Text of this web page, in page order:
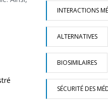
INTERACTIONS
ALTERNATIVES
BIOSIMILAIRES
SÉCURITÉ DES